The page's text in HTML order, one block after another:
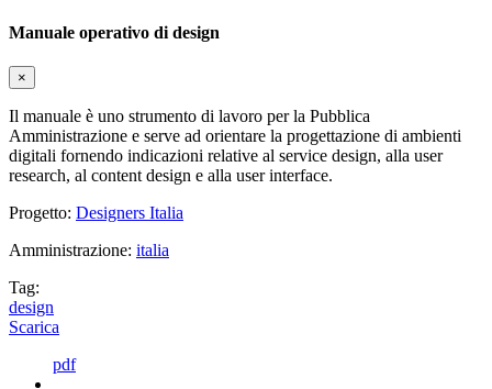
Manuale operativo di design
×
Il manuale è uno strumento di lavoro per la Pubblica
Amministrazione e serve ad orientare la progettazione di ambienti
digitali fornendo indicazioni relative al service design, alla user
research, al content design e alla user interface.
Progetto: Designers Italia
Amministrazione: italia
Tag:
design
Scarica
pdf